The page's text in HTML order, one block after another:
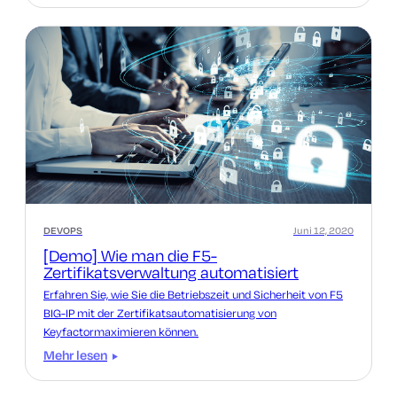
DEVOPS
[Demo] Wie man die F5-
Zertifikatsverwaltung automatisiert
Juni 12, 2020
Erfahren Sie, wie Sie die Betriebszeit und Sicherheit von F5
BIG-IP mit der Zertifikatsautomatisierung von
Keyfactormaximieren können.
Mehr lesen